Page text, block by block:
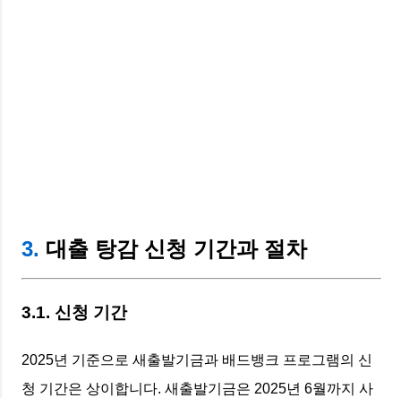
3. 대출 탕감 신청 기간과 절차
3.1. 신청 기간
2025년 기준으로 새출발기금과 배드뱅크 프로그램의 신
청 기간은 상이합니다. 새출발기금은 2025년 6월까지 사